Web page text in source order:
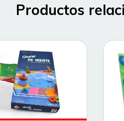
Productos